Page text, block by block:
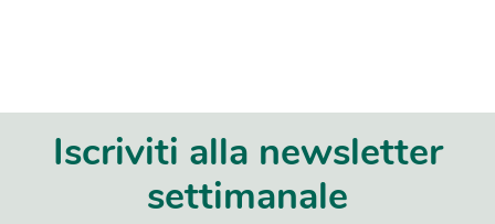
Iscriviti alla newsletter
settimanale